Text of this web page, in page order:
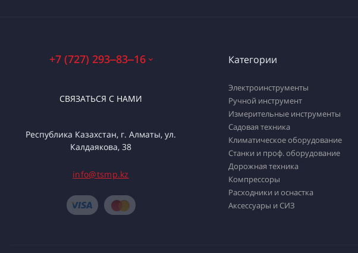
+7 (727) 293‒83‒16
СВЯЗАТЬСЯ С НАМИ
Республика Казахстан, г. Алматы, ул.
Калдаякова, 38
info@tsmp.kz
Категории
Электроинструменты
Ручной инструмент
Измерительные инструменты
Садовая техника
Климатическое оборудование
Станки и проф. оборудование
Дорожная техника
Компрессоры
Расходники и оснастка
Аксессуары и СИЗ